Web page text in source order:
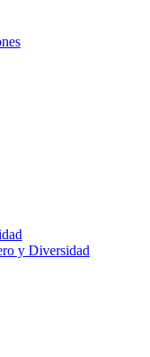
y Diversidad